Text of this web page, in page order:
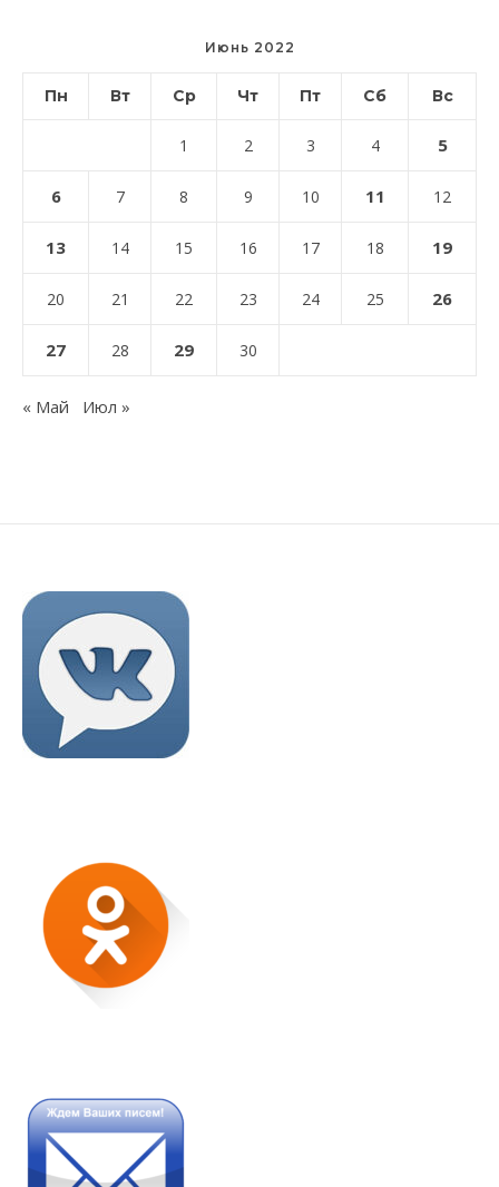
Июнь 2022
Пн Вт Ср Чт Пт Сб Вс
1 2 3 4 5
6 7 8 9 10 11 12
13 14 15 16 17 18 19
20 21 22 23 24 25 26
27 28 29 30
« Май Июл »